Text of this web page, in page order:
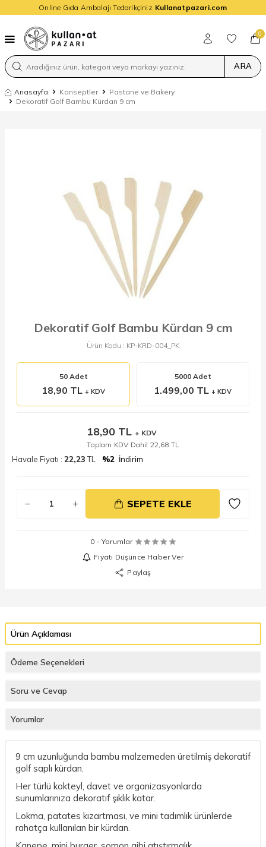
Online Gıda Ambalajı Tedarikçiniz Kullanatpazari.com
ARA
0
Anasayfa Konseptler
Pastane ve Bakery
Dekoratif Golf Bambu Kürdan 9 cm
Dekoratif Golf Bambu Kürdan 9 cm
Ürün Kodu : KP-KRD-004_PK
50 Adet
18,90 TL + KDV
5000 Adet
1.499,00 TL + KDV
18,90 TL + KDV
Toplam KDV Dahil 22,68 TL
Havale Fiyatı : 22,23TL %2 İndirim
SEPETE EKLE
0 - Yorumlar
Fiyatı Düşünce Haber Ver
Paylaş
Ürün Açıklaması
Ödeme Seçenekleri
Soru ve Cevap
Yorumlar
9 cm uzunluğunda bambu malzemeden üretilmiş dekoratif
golf saplı kürdan.
Her türlü kokteyl, davet ve organizasyonlarda
sunumlarınıza dekoratif şıklık katar.
Lokma, patates kızartması, ve mini tadımlık ürünlerde
rahatça kullanılan bir kürdan.